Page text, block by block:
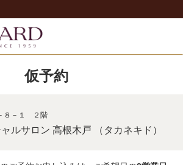
仮予約
８－１ ２階
ルサロン 高根木戸 （タカネキド）